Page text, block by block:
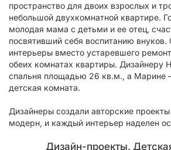
пространство для двоих взрослых и
небольшой двухкомнатной квартире.
молодая мама с детьми и ее отец,
посвятивший себя воспитанию внуков.
интерьеры вместо устаревшего
обеих комнатах квартиры. Дизайнеру
спальня площадью 26 кв.м., а Марине
детская комната.
Дизайнеры создали авторские
модерн, и каждый интерьер наделен
Дизайн-проекты.